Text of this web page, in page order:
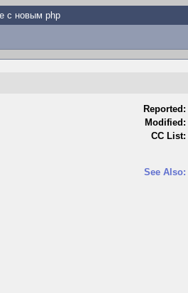
с новым php
Reported:
Modified:
CC List:
See Also: